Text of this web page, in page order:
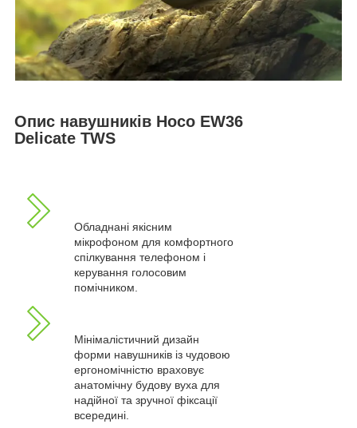
Опис навушників Hoco EW36
Delicate TWS
Обладнані якісним
мікрофоном для комфортного
спілкування телефоном і
керування голосовим
помічником.
Мінімалістичний дизайн
форми навушників із чудовою
ергономічністю враховує
анатомічну будову вуха для
надійної та зручної фіксації
всередині.